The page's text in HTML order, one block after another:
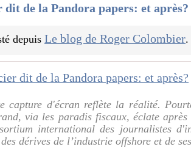
dit de la Pandora papers: et après?
depuisLe blog de Roger Colombier.
capture d'écran reflète la réalité.
via les paradis fiscaux, éclate
international des journalistes
dérives de l’industrie offshore et de